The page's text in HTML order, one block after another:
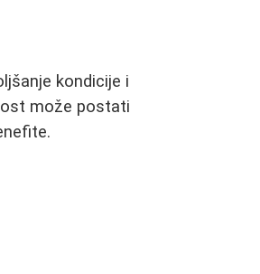
kondicije i
može postati